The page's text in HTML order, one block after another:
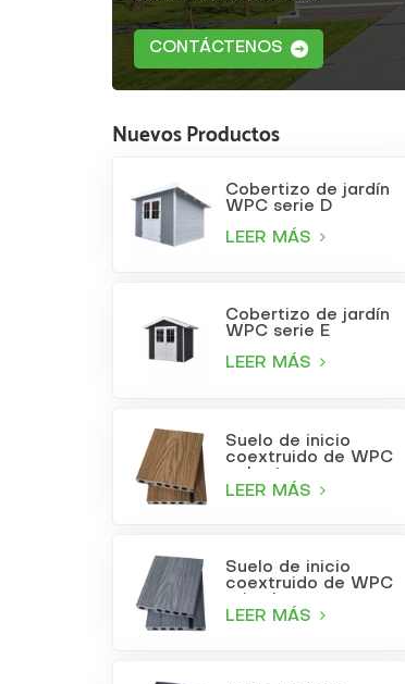
CONTÁCTENOS
Nuevos Productos
Cobertizo de jardín
WPC serie D
LEER MÁS
Cobertizo de jardín
WPC serie E
LEER MÁS
Suelo de inicio
coextruido de WPC
LEER MÁS
Suelo de inicio
coextruido de WPC
LEER MÁS